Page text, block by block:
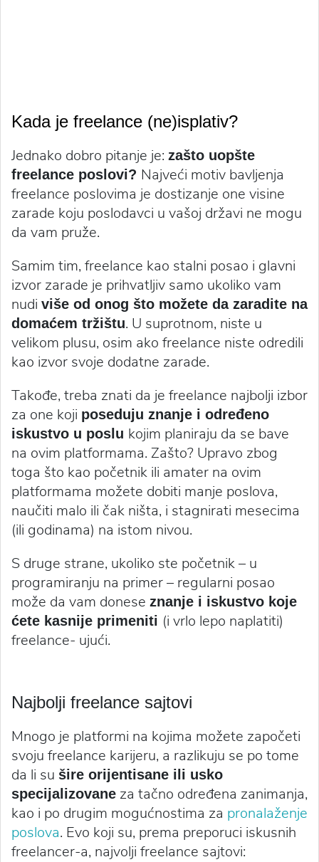
Kada je freelance (ne)isplativ?
Jednako dobro pitanje je: zašto uopšte
freelance poslovi? Najveći motiv bavljenja
freelance poslovima je dostizanje one visine
zarade koju poslodavci u vašoj državi ne mogu
da vam pruže.
Samim tim, freelance kao stalni posao i glavni
izvor zarade je prihvatljiv samo ukoliko vam
nudi više od onog što možete da zaradite na
domaćem tržištu. U suprotnom, niste u
velikom plusu, osim ako freelance niste odredili
kao izvor svoje dodatne zarade.
Takođe, treba znati da je freelance najbolji izbor
za one koji poseduju znanje i određeno
iskustvo u poslu kojim planiraju da se bave
na ovim platformama. Zašto? Upravo zbog
toga što kao početnik ili amater na ovim
platformama možete dobiti manje poslova,
naučiti malo ili čak ništa, i stagnirati mesecima
(ili godinama) na istom nivou.
S druge strane, ukoliko ste početnik – u
programiranju na primer – regularni posao
može da vam donese znanje i iskustvo koje
ćete kasnije primeniti (i vrlo lepo naplatiti)
freelance- ujući.
Najbolji freelance sajtovi
Mnogo je platformi na kojima možete započeti
svoju freelance karijeru, a razlikuju se po tome
da li su šire orijentisane ili usko
specijalizovane za tačno određena zanimanja,
kao i po drugim mogućnostima za pronalaženje
poslova. Evo koji su, prema preporuci iskusnih
freelancer-a, najvolji freelance sajtovi: